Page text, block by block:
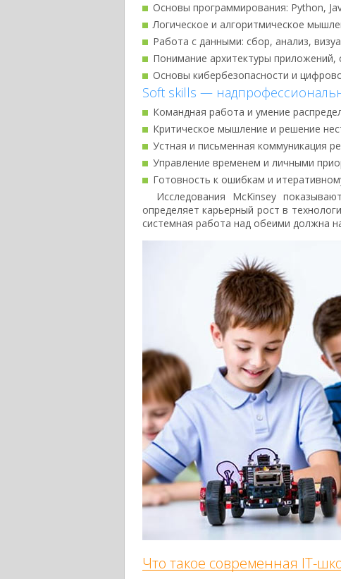
Основы программирования: Python,
Логическое и алгоритмическое
Работа с данными: сбор, анализ,
Понимание архитектуры приложений,
Основы кибербезопасности и
Soft skills —
Командная работа и умение
Критическое мышление и решение
Устная и письменная коммуникация
Управление временем и личными
Готовность к ошибкам и
Исследования McKinsey
определяет карьерный рост в
системная работа над обеими должна
Что такое современная IT-